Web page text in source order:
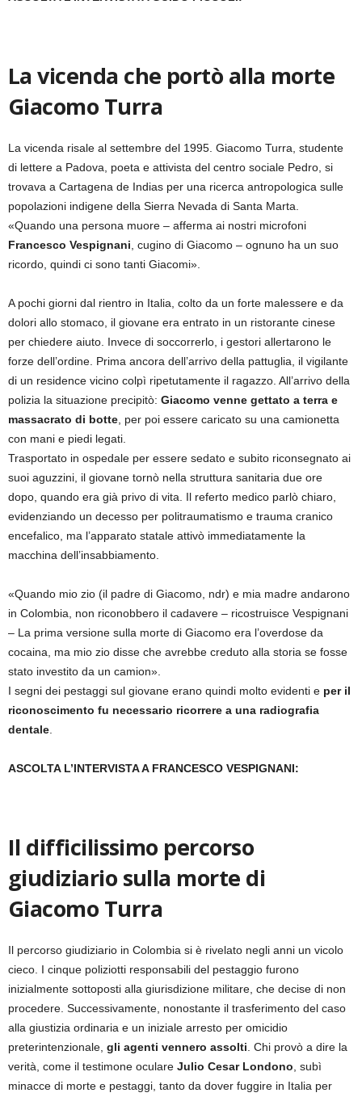
La vicenda che portò alla morte
Giacomo Turra
La vicenda risale al settembre del 1995. Giacomo Turra, studente
di lettere a Padova, poeta e attivista del centro sociale Pedro, si
trovava a Cartagena de Indias per una ricerca antropologica sulle
popolazioni indigene della Sierra Nevada di Santa Marta.
«Quando una persona muore – afferma ai nostri microfoni
Francesco Vespignani, cugino di Giacomo – ognuno ha un suo
ricordo, quindi ci sono tanti Giacomi».
A pochi giorni dal rientro in Italia, colto da un forte malessere e da
dolori allo stomaco, il giovane era entrato in un ristorante cinese
per chiedere aiuto. Invece di soccorrerlo, i gestori allertarono le
forze dell’ordine. Prima ancora dell’arrivo della pattuglia, il vigilante
di un residence vicino colpì ripetutamente il ragazzo. All’arrivo della
polizia la situazione precipitò: Giacomo venne gettato a terra e
massacrato di botte, per poi essere caricato su una camionetta
con mani e piedi legati.
Trasportato in ospedale per essere sedato e subito riconsegnato ai
suoi aguzzini, il giovane tornò nella struttura sanitaria due ore
dopo, quando era già privo di vita. Il referto medico parlò chiaro,
evidenziando un decesso per politraumatismo e trauma cranico
encefalico, ma l’apparato statale attivò immediatamente la
macchina dell’insabbiamento.
«Quando mio zio (il padre di Giacomo, ndr) e mia madre andarono
in Colombia, non riconobbero il cadavere – ricostruisce Vespignani
– La prima versione sulla morte di Giacomo era l’overdose da
cocaina, ma mio zio disse che avrebbe creduto alla storia se fosse
stato investito da un camion».
I segni dei pestaggi sul giovane erano quindi molto evidenti e per il
riconoscimento fu necessario ricorrere a una radiografia
dentale.
ASCOLTA L’INTERVISTA A FRANCESCO VESPIGNANI:
Il difficilissimo percorso
giudiziario sulla morte di
Giacomo Turra
Il percorso giudiziario in Colombia si è rivelato negli anni un vicolo
cieco. I cinque poliziotti responsabili del pestaggio furono
inizialmente sottoposti alla giurisdizione militare, che decise di non
procedere. Successivamente, nonostante il trasferimento del caso
alla giustizia ordinaria e un iniziale arresto per omicidio
preterintenzionale, gli agenti vennero assolti. Chi provò a dire la
verità, come il testimone oculare Julio Cesar Londono, subì
minacce di morte e pestaggi, tanto da dover fuggire in Italia per